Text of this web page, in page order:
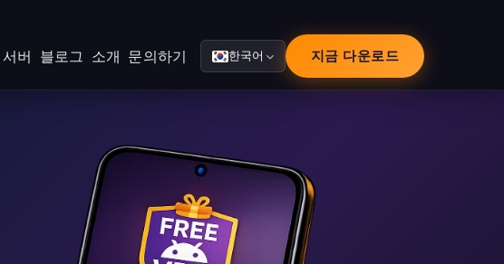
서버 블로그 소개 문의하기 한국어 지금 다운로드